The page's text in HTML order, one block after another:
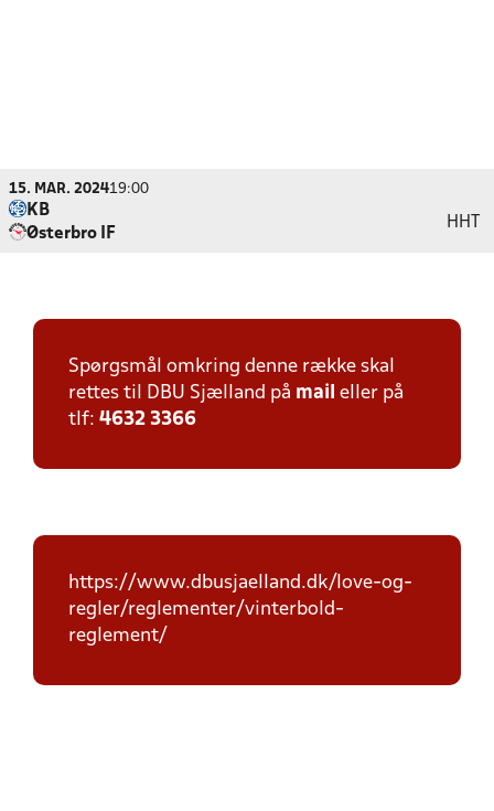
15. MAR. 202419:00
KB
Østerbro IF
HHT
Spørgsmål omkring denne række skal
rettes til DBU Sjælland på mail eller på
tlf: 4632 3366
https://www.dbusjaelland.dk/love-og-
regler/reglementer/vinterbold-
reglement/